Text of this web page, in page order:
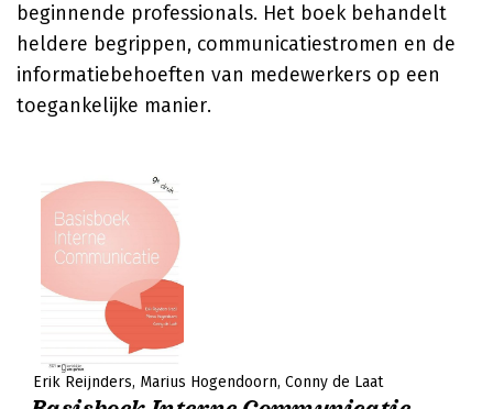
beginnende professionals. Het boek behandelt
heldere begrippen, communicatiestromen en de
informatiebehoeften van medewerkers op een
toegankelijke manier.
Erik Reijnders Marius Hogendoorn Conny de Laat